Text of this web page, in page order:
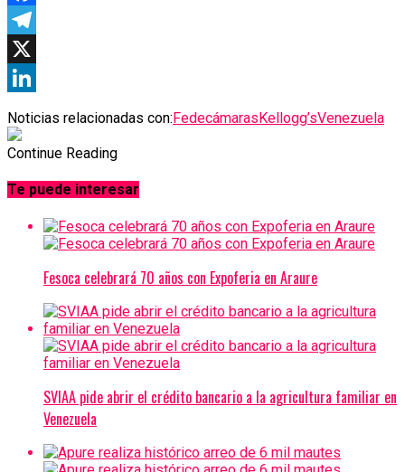
Facebook
Telegram
X
Noticias relacionadas con:FedecámarasKellogg’sVenezuela
Continue Reading
Te puede interesar
Fesoca celebrará 70 años con Expoferia en Araure
SVIAA pide abrir el crédito bancario a la agricultura familiar en
Venezuela